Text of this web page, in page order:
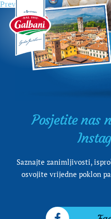
Navigacija
objava
Previous Previous
post:
Emilio Pucci,
Posjetite nas
Saznajte zanimljivosti,
osvojite vrijedne poklon